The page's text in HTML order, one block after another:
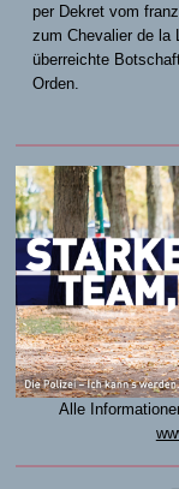
per Dekret vom
zum Chevalier de la
überreichte
Orden.
Alle